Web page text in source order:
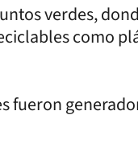
verdes,
como
fueron